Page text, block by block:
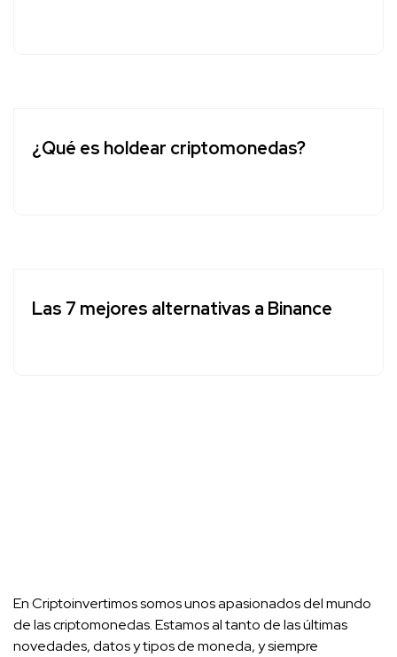
¿Qué es holdear criptomonedas?
Las 7 mejores alternativas a Binance
En Criptoinvertimos somos unos apasionados del mundo
de las criptomonedas. Estamos al tanto de las últimas
novedades, datos y tipos de moneda, y siempre